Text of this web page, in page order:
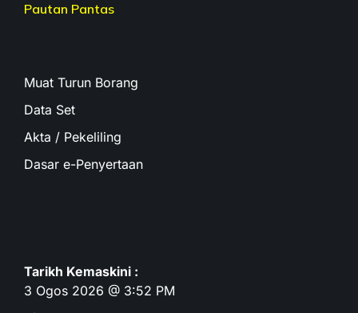
Pautan Pantas
Muat Turun Borang
Data Set
Akta / Pekeliling
Dasar e-Penyertaan
Tarikh Kemaskini :
3 Ogos 2026 @ 3:52 PM